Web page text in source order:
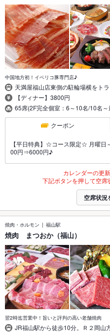
中国地方初！イベリコ豚専門店♪
天満屋福山店東側の駐輪場横をト
【ディナー】3800円
65席(2F完全個室：6～10名/10名
クーポン
【平日特典】☆コース限定☆ 月曜日
00円⇒6000円♪
カレンダーの更
下記ボタンを押して空席
空席状況
焼肉・ホルモン 福山駅
焼肉 まつおか（福山）
翌2時迄営業中！旨いと評判の高い老舗焼肉
JR福山駅から徒歩10分。Ｒ２岡